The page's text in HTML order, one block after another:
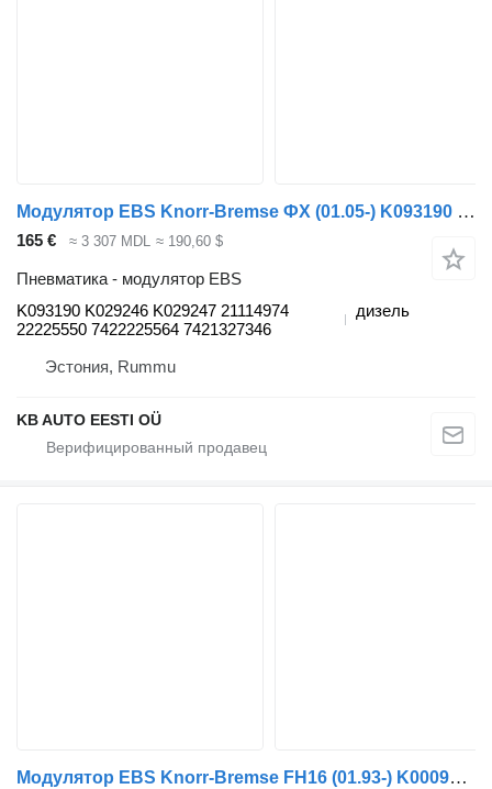
Модулятор EBS Knorr-Bremse ФХ (01.05-) K093190 для грузовика Volvo FH12, FH16, NH12, FH, VNL780 (1993-2014)
165 € ≈ 3 307 MDL ≈ 190,60 $
Пневматика - модулятор EBS
K093190 K029246 K029247 21114974
22225550 7422225564 7421327346
дизель
Эстония, Rummu
KB AUTO EESTI OÜ
Модулятор EBS Knorr-Bremse FH16 (01.93-) K000914 K021203 для грузовика Volvo FH12 FH16 NH12 FH VNL780 (1993-2014)